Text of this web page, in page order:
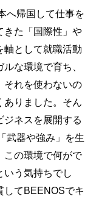
へ帰国して仕事を
きた「国際性」や
軸として就職活動
な環境で育ち、
それを使わないの
ありました。そん
ジネスを展開する
武器や強み」を生
この環境で何がで
いう気持ちでし
してBEENOSでキ